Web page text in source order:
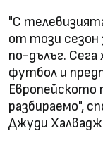
"С
от този сезон
по-дълъг.
футбол и
Европейското
разбираемо",
Джуди